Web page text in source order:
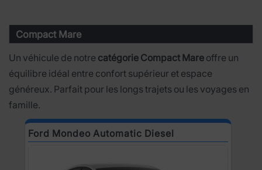
Compact Mare
Un véhicule de notre catégorie Compact Mare offre un
équilibre idéal entre confort supérieur et espace
généreux. Parfait pour les longs trajets ou les voyages en
famille.
Ford Mondeo Automatic Diesel